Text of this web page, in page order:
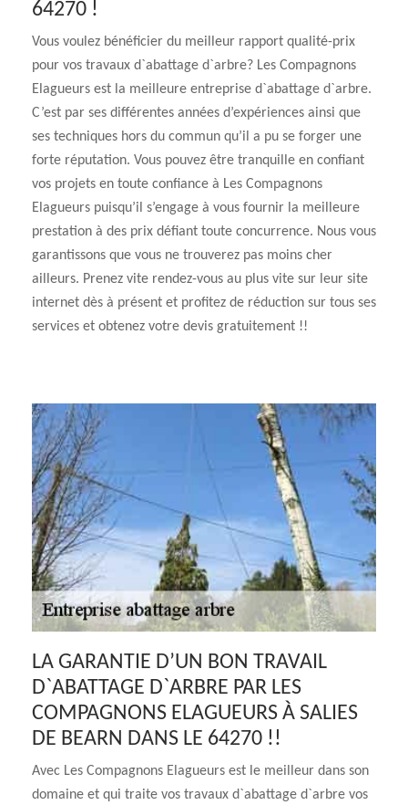
64270 !
Vous voulez bénéficier du meilleur rapport qualité-prix
pour vos travaux d`abattage d`arbre? Les Compagnons
Elagueurs est la meilleure entreprise d`abattage d`arbre.
C’est par ses différentes années d’expériences ainsi que
ses techniques hors du commun qu’il a pu se forger une
forte réputation. Vous pouvez être tranquille en confiant
vos projets en toute confiance à Les Compagnons
Elagueurs puisqu’il s’engage à vous fournir la meilleure
prestation à des prix défiant toute concurrence. Nous vous
garantissons que vous ne trouverez pas moins cher
ailleurs. Prenez vite rendez-vous au plus vite sur leur site
internet dès à présent et profitez de réduction sur tous ses
services et obtenez votre devis gratuitement !!
LA GARANTIE D’UN BON TRAVAIL
D`ABATTAGE D`ARBRE PAR LES
COMPAGNONS ELAGUEURS À SALIES
DE BEARN DANS LE 64270 !!
Avec Les Compagnons Elagueurs est le meilleur dans son
domaine et qui traite vos travaux d`abattage d`arbre vos